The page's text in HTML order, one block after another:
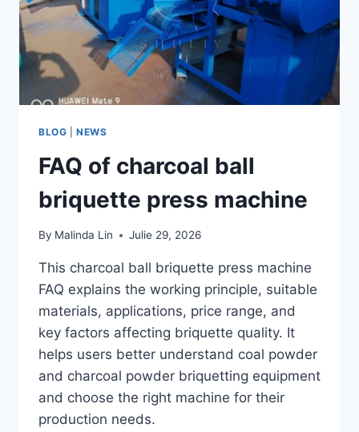
BLOG |NEWS
FAQ of charcoal ball
briquette press machine
By Malinda Lin Julie 29, 2026
This charcoal ball briquette press machine
FAQ explains the working principle, suitable
materials, applications, price range, and
key factors affecting briquette quality. It
helps users better understand coal powder
and charcoal powder briquetting equipment
and choose the right machine for their
production needs.